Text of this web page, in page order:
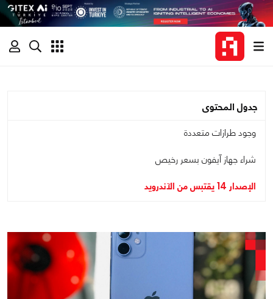
جدول المحتوى
وجود طرازات متعددة
شراء جهاز آيفون بسعر رخيص
الإصدار 14 يقتبس من الآندرويد